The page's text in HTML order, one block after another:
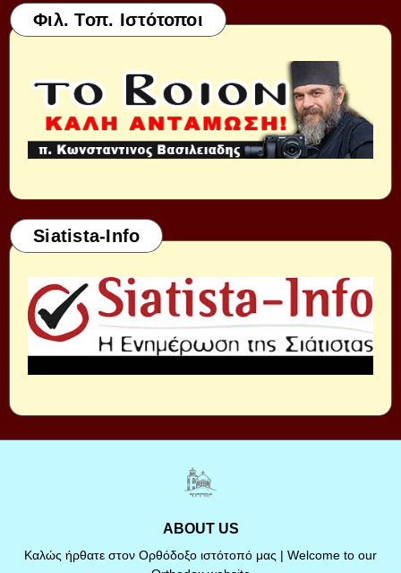
Φιλ. Τοπ. Ιστότοποι
Siatista-Info
ABOUT US
Καλώς ήρθατε στον Ορθόδοξο ιστότοπό μας | Welcome to our